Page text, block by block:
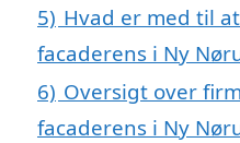
5) Hvad er med til
facaderens i Ny
6) Oversigt over
facaderens i Ny